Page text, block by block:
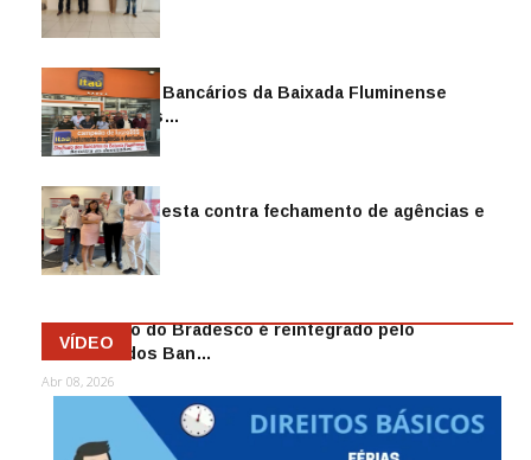
Sindicato dos Bancários da Baixada Fluminense
reintegra mais…
Jul 14, 2026
Sindicato protesta contra fechamento de agências e
as demiss…
Mai 13, 2026
Funcionário do Bradesco é reintegrado pelo
Sindicato dos Ban…
Abr 08, 2026
VÍDEO